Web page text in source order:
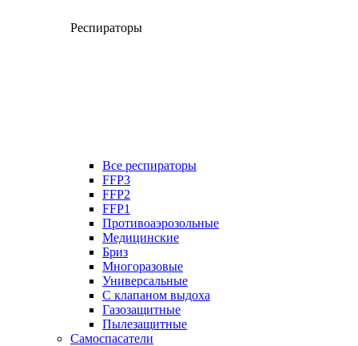
Респираторы
Все респираторы
FFP3
FFP2
FFP1
Противоаэрозольные
Медицинские
Бриз
Многоразовые
Универсальные
С клапаном выдоха
Газозащитные
Пылезащитные
Самоспасатели